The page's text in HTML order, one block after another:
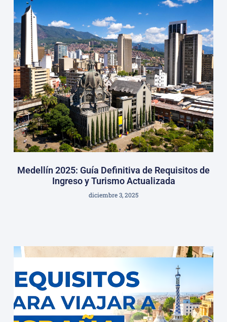
Medellín 2025: Guía Definitiva de Requisitos de
Ingreso y Turismo Actualizada
diciembre 3, 2025